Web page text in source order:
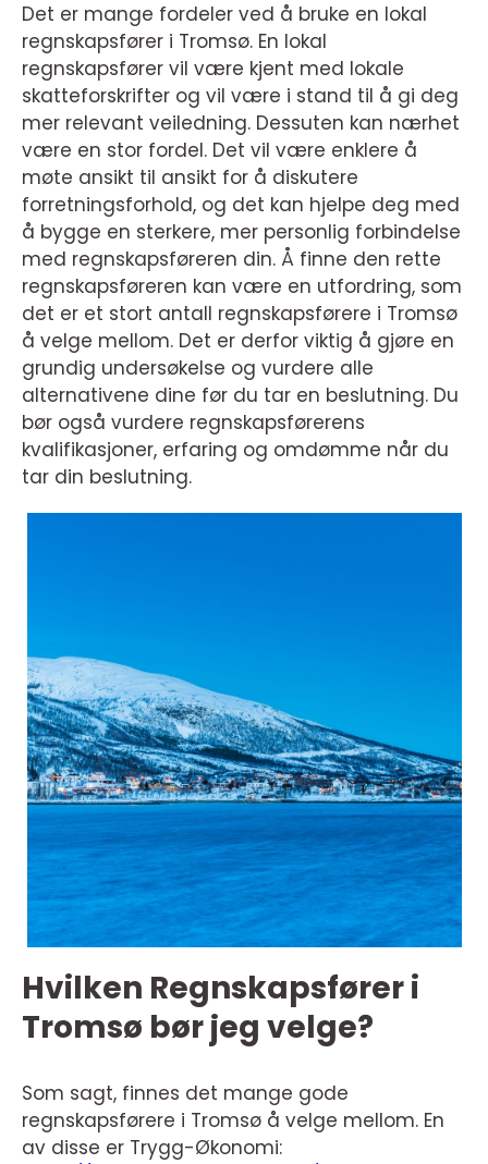
Det er mange fordeler ved å bruke en lokal
regnskapsfører i Tromsø. En lokal
regnskapsfører vil være kjent med lokale
skatteforskrifter og vil være i stand til å gi deg
mer relevant veiledning. Dessuten kan nærhet
være en stor fordel. Det vil være enklere å
møte ansikt til ansikt for å diskutere
forretningsforhold, og det kan hjelpe deg med
å bygge en sterkere, mer personlig forbindelse
med regnskapsføreren din. Å finne den rette
regnskapsføreren kan være en utfordring, som
det er et stort antall regnskapsførere i Tromsø
å velge mellom. Det er derfor viktig å gjøre en
grundig undersøkelse og vurdere alle
alternativene dine før du tar en beslutning. Du
bør også vurdere regnskapsførerens
kvalifikasjoner, erfaring og omdømme når du
tar din beslutning.
Hvilken Regnskapsfører i
Tromsø bør jeg velge?
Som sagt, finnes det mange gode
regnskapsførere i Tromsø å velge mellom. En
av disse er Trygg-Økonomi: